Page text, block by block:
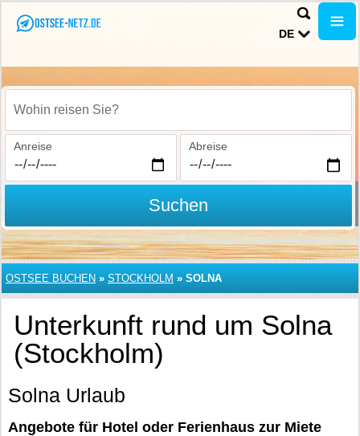
DE
Wohin reisen Sie?
Anreise Abreise
Suchen
OSTSEE BUCHEN » STOCKHOLM » SOLNA
Unterkunft rund um Solna
(Stockholm)
Solna Urlaub
Angebote für Hotel oder Ferienhaus zur Miete